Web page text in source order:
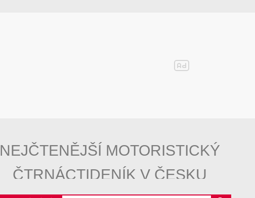
NEJČTENĚJŠÍ MOTORISTICKÝ
ČTRNÁCTIDENÍK V ČESKU